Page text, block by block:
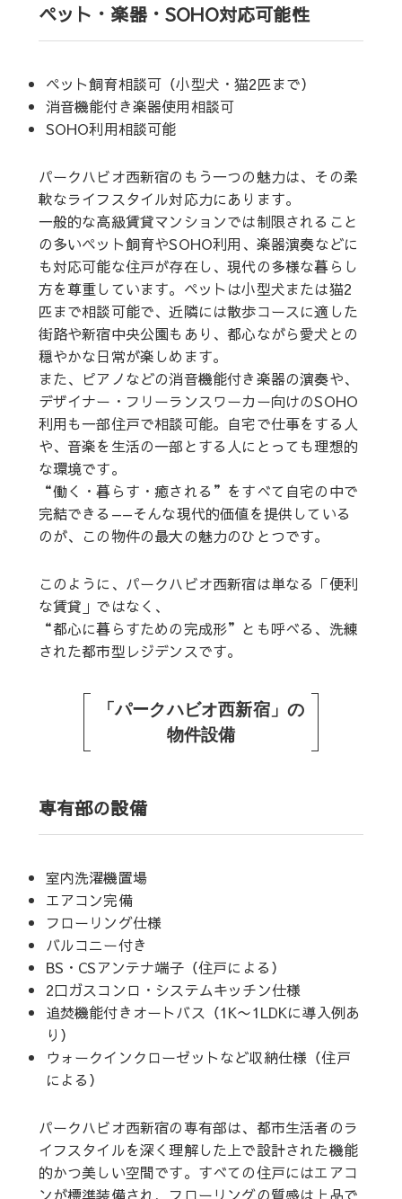
ペット・楽器・SOHO対応可能性
ペット飼育相談可（小型犬・猫2匹まで）
消音機能付き楽器使用相談可
SOHO利用相談可能
パークハビオ西新宿のもう一つの魅力は、その柔
軟なライフスタイル対応力にあります。
一般的な高級賃貸マンションでは制限されること
の多いペット飼育やSOHO利用、楽器演奏などに
も対応可能な住戸が存在し、現代の多様な暮らし
方を尊重しています。ペットは小型犬または猫2
匹まで相談可能で、近隣には散歩コースに適した
街路や新宿中央公園もあり、都心ながら愛犬との
穏やかな日常が楽しめます。
また、ピアノなどの消音機能付き楽器の演奏や、
デザイナー・フリーランスワーカー向けのSOHO
利用も一部住戸で相談可能。自宅で仕事をする人
や、音楽を生活の一部とする人にとっても理想的
な環境です。
“働く・暮らす・癒される”をすべて自宅の中で
完結できる——そんな現代的価値を提供している
のが、この物件の最大の魅力のひとつです。
このように、パークハビオ西新宿は単なる「便利
な賃貸」ではなく、
“都心に暮らすための完成形”とも呼べる、洗練
された都市型レジデンスです。
「パークハビオ西新宿」の
物件設備
専有部の設備
室内洗濯機置場
エアコン完備
フローリング仕様
バルコニー付き
BS・CSアンテナ端子（住戸による）
2口ガスコンロ・システムキッチン仕様
追焚機能付きオートバス（1K〜1LDKに導入例あ
り）
ウォークインクローゼットなど収納仕様（住戸
による）
パークハビオ西新宿の専有部は、都市生活者のラ
イフスタイルを深く理解した上で設計された機能
的かつ美しい空間です。すべての住戸にはエアコ
ンが標準装備され、フローリングの質感は上品で